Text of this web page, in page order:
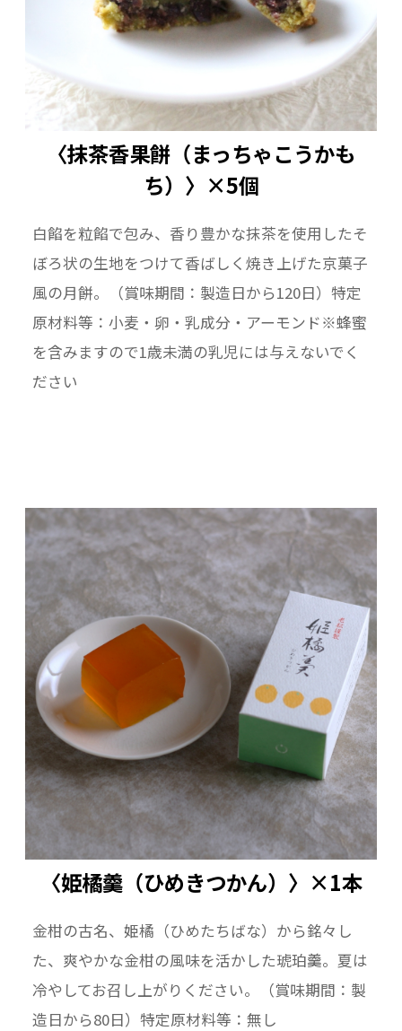
〈抹茶香果餅（まっちゃこうかも
ち）〉×5個
白餡を粒餡で包み、香り豊かな抹茶を使用したそ
ぼろ状の生地をつけて香ばしく焼き上げた京菓子
風の月餅。（賞味期間：製造日から120日）特定
原材料等：小麦・卵・乳成分・アーモンド※蜂蜜
を含みますので1歳未満の乳児には与えないでく
ださい
〈姫橘羹（ひめきつかん）〉×1本
金柑の古名、姫橘（ひめたちばな）から銘々し
た、爽やかな金柑の風味を活かした琥珀羹。夏は
冷やしてお召し上がりください。（賞味期間：製
造日から80日）特定原材料等：無し